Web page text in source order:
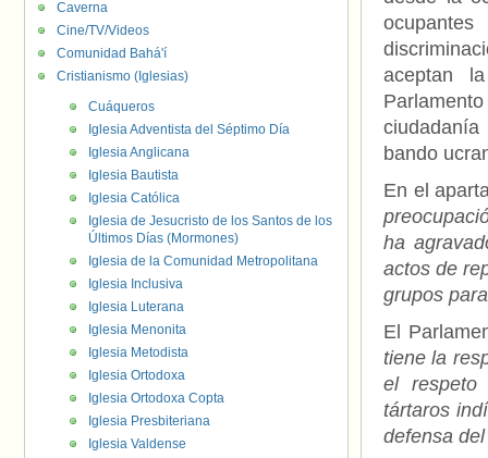
aceptan
bando
En el
ha
actos de
grupos
El
tiene la
el respeto
tártaros
defensa
Caverna
Cine/TV/Videos
Comunidad Bahá'í
Cristianismo (Iglesias)
Cuáqueros
Iglesia Adventista del Séptimo Día
Iglesia Anglicana
Iglesia Bautista
Iglesia Católica
Iglesia de Jesucristo de los Santos de los
Últimos Días (Mormones)
Iglesia de la Comunidad Metropolitana
Iglesia Inclusiva
Iglesia Luterana
Iglesia Menonita
Iglesia Metodista
Iglesia Ortodoxa
Iglesia Ortodoxa Copta
Iglesia Presbiteriana
Iglesia Valdense